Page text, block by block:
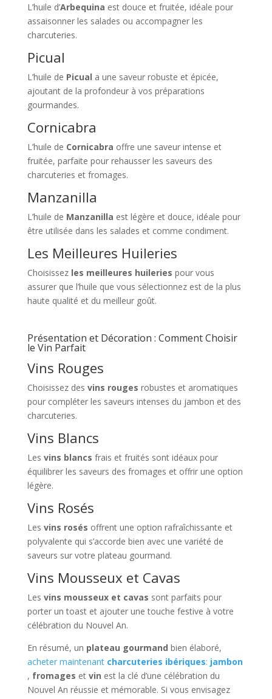
L’huile d’Arbequina est douce et fruitée, idéale pour
assaisonner les salades ou accompagner les
charcuteries.
Picual
L’huile de Picual a une saveur robuste et épicée,
ajoutant de la profondeur à vos préparations
gourmandes.
Cornicabra
L’huile de Cornicabra offre une saveur intense et
fruitée, parfaite pour rehausser les saveurs des
charcuteries et fromages.
Manzanilla
L’huile de Manzanilla est légère et douce, idéale pour
être utilisée dans les salades et comme condiment.
Les Meilleures Huileries
Choisissez les meilleures huileries pour vous
assurer que l’huile que vous sélectionnez est de la plus
haute qualité et du meilleur goût.
Présentation et Décoration : Comment Choisir
le Vin Parfait
Vins Rouges
Choisissez des vins rouges robustes et aromatiques
pour compléter les saveurs intenses du jambon et des
charcuteries.
Vins Blancs
Les vins blancs frais et fruités sont idéaux pour
équilibrer les saveurs des fromages et offrir une option
légère.
Vins Rosés
Les vins rosés offrent une option rafraîchissante et
polyvalente qui s’accorde bien avec une variété de
saveurs sur votre plateau gourmand.
Vins Mousseux et Cavas
Les vins mousseux et cavas sont parfaits pour
porter un toast et ajouter une touche festive à votre
célébration du Nouvel An.
En résumé, un plateau gourmand bien élaboré,
acheter maintenant charcuteries ibériques: jambon
, fromages et vin est la clé d’une célébration du
Nouvel An réussie et mémorable. Si vous envisagez